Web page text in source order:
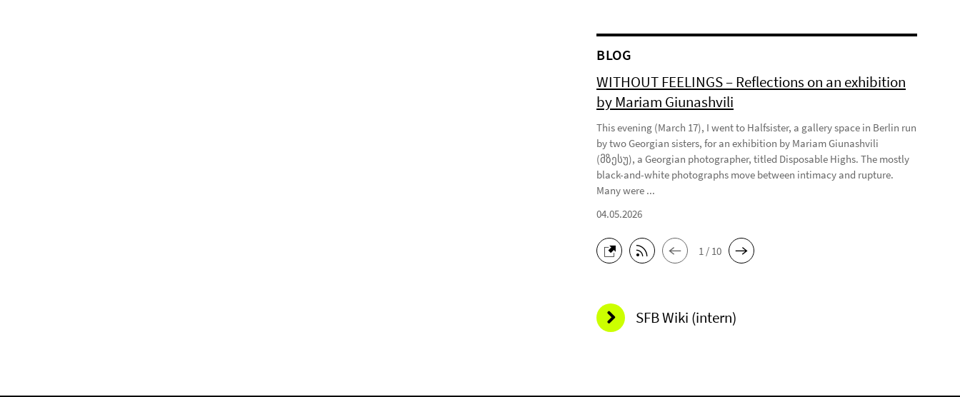
BLOG
WITHOUT FEELINGS – Reflections on an exhibition
by Mariam Giunashvili
This evening (March 17), I went to Halfsister, a gallery space in Berlin run
by two Georgian sisters, for an exhibition by Mariam Giunashvili
(მზესუ), a Georgian photographer, titled Disposable Highs. The mostly
black-and-white photographs move between intimacy and rupture.
Many were ...
04.05.2026
1 / 10
SFB Wiki (intern)